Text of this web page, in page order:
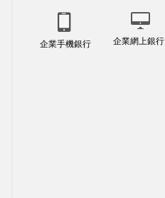
企業手機銀行 企業網上銀行